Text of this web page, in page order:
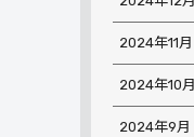
2024年11月
2024年10月
2024年9月